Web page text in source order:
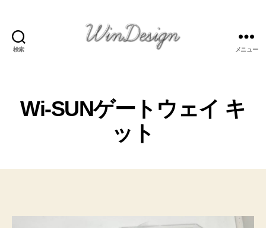
検索
Page
メニュー
Wi-SUNゲートウェイ キ
ット